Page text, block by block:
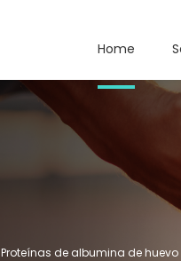
Home
Proteínas de albumina de huevo